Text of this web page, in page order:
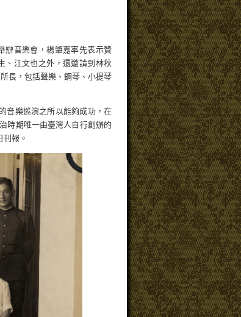
辦音樂會，楊肇嘉率先表示贊
、江文也之外，還邀請到林秋
長，包括聲樂、鋼琴、小提琴
音樂巡演之所以能夠成功，在
時期唯一由臺灣人自行創辦的
報。